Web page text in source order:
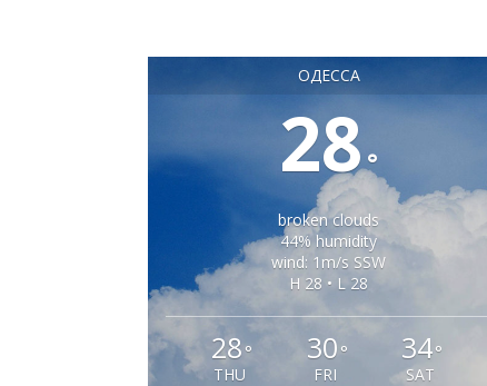
ОДЕССА
28°
broken clouds
44% humidity
wind: 1m/s SSW
H 28 • L 28
28 °
THU
30 °
FRI
34°
SAT